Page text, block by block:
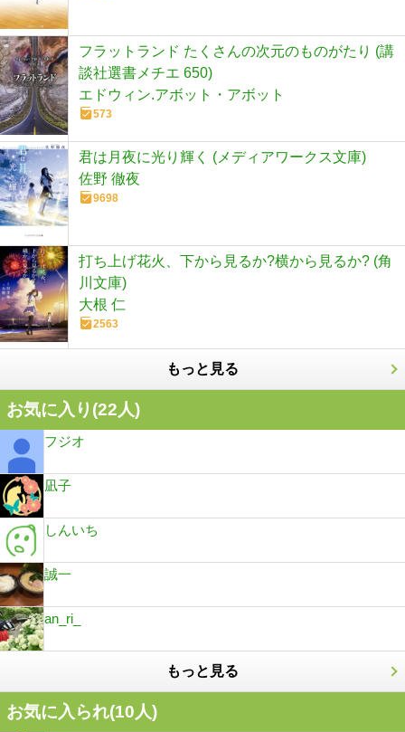
フラットランド たくさんの次元のものがたり (講
談社選書メチエ 650)
エドウィン.アボット・アボット
573
君は月夜に光り輝く (メディアワークス文庫)
佐野 徹夜
9698
打ち上げ花火、下から見るか?横から見るか? (角
川文庫)
大根 仁
2563
もっと見る
お気に入り(22人)
フジオ
凪子
しんいち
誠一
an_ri_
もっと見る
お気に入られ(10人)